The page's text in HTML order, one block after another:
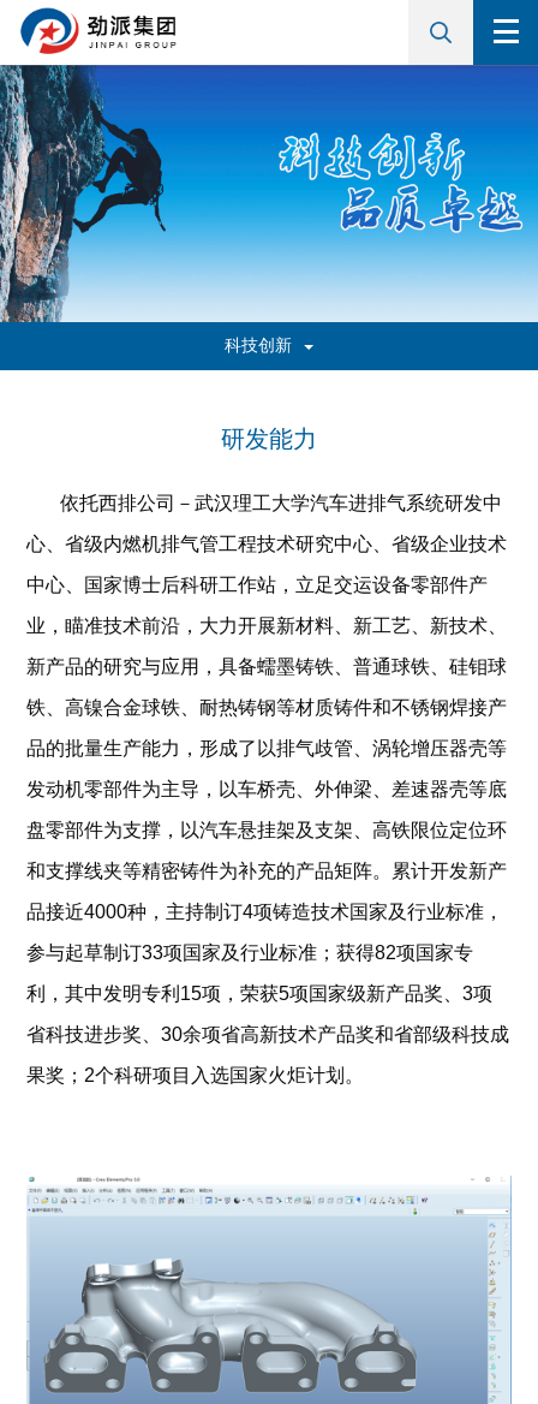
科技创新
研发能力
依托西排公司－武汉理工大学汽车进排气系统研发中
心、省级内燃机排气管工程技术研究中心、省级企业技术
中心、国家博士后科研工作站，立足交运设备零部件产
业，瞄准技术前沿，大力开展新材料、新工艺、新技术、
新产品的研究与应用，具备蠕墨铸铁、普通球铁、硅钼球
铁、高镍合金球铁、耐热铸钢等材质铸件和不锈钢焊接产
品的批量生产能力，形成了以排气歧管、涡轮增压器壳等
发动机零部件为主导，以车桥壳、外伸梁、差速器壳等底
盘零部件为支撑，以汽车悬挂架及支架、高铁限位定位环
和支撑线夹等精密铸件为补充的产品矩阵。累计开发新产
品接近4000种，主持制订4项铸造技术国家及行业标准，
参与起草制订33项国家及行业标准；获得82项国家专
利，其中发明专利15项，荣获5项国家级新产品奖、3项
省科技进步奖、30余项省高新技术产品奖和省部级科技成
果奖；2个科研项目入选国家火炬计划。